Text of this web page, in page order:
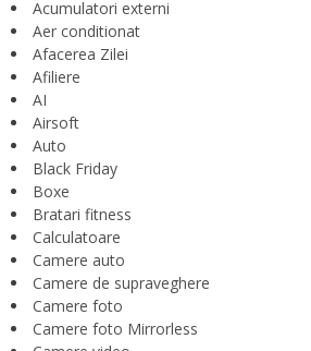
Acumulatori externi
Aer conditionat
Afacerea Zilei
Afiliere
AI
Airsoft
Auto
Black Friday
Boxe
Bratari fitness
Calculatoare
Camere auto
Camere de supraveghere
Camere foto
Camere foto Mirrorless